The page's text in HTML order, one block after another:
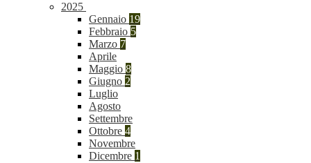
2025
Gennaio 19
Febbraio 5
Marzo 7
Aprile
Maggio 8
Giugno 2
Luglio
Agosto
Settembre
Ottobre 4
Novembre
Dicembre 1